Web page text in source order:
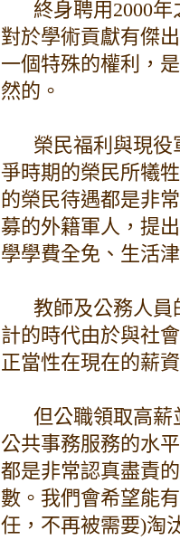
終身聘用2000
對於學術貢獻有傑
一個特殊的權利，
然的。
榮民福利與現
爭時期的榮民所犧
的榮民待遇都是非
募的外籍軍人，提
學學費全免、生活
教師及公務人員
計的時代由於與社
正當性在現在的薪
但公職領取高薪
公共事務服務的水
都是非常認真盡責
數。我們會希望能
任，不再被需要)淘